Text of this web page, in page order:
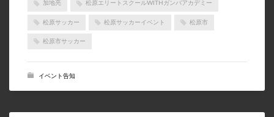
メタ情報
ログイン
投稿フィード
コメントフィード
加地亮 松原エリートスクールWITHガンバアカデミー
松原サッカー 松原サッカーイベント 松原市
松原市サッカー
イベント告知